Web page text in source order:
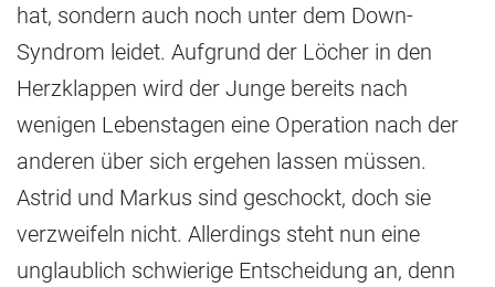
hat, sondern auch noch unter dem Down-
Syndrom leidet. Aufgrund der Löcher in den
Herzklappen wird der Junge bereits nach
wenigen Lebenstagen eine Operation nach der
anderen über sich ergehen lassen müssen.
Astrid und Markus sind geschockt, doch sie
verzweifeln nicht. Allerdings steht nun eine
unglaublich schwierige Entscheidung an, denn